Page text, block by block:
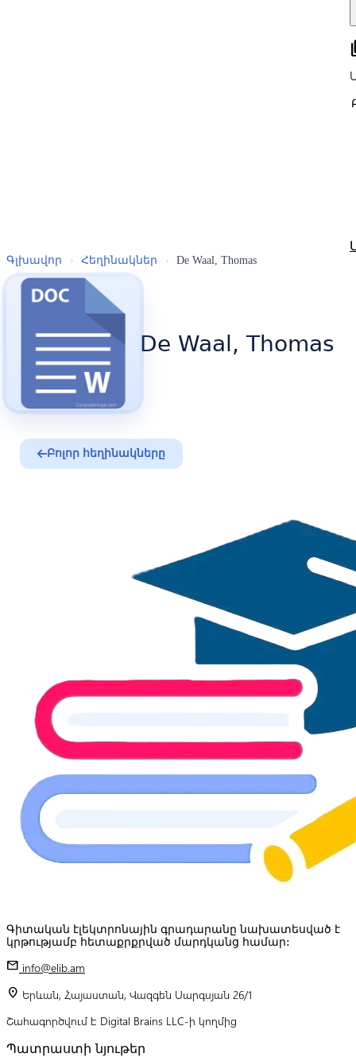
Գլխավոր › Հեղինակներ › De Waal, Thomas
De Waal, Thomas
Բոլոր հեղինակները
Գիտական էլեկտրոնային գրադարանը նախատեսված է
կրթությամբ հետաքրքրված մարդկանց համար:
mail info@elib.am
location_on Երևան, Հայաստան, Վազգեն Սարգսյան 26/1
Շահագործվում է Digital Brains LLC-ի կողմից
Պատրաստի նյութեր